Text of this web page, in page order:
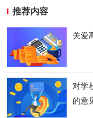
推荐内容
关爱
对学
的意